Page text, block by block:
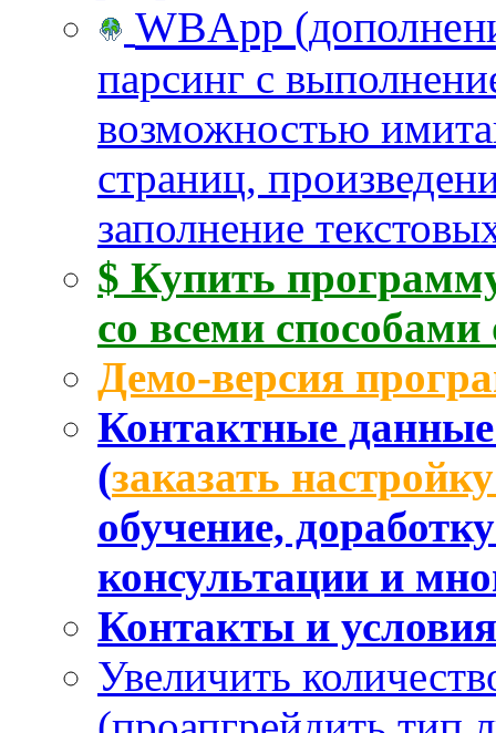
WBApp
парсинг с
возможностью
страниц,
заполнение
$ Купить
со всеми
Демо-версия
Контактные данные
(заказать
обучение,
консультации и
Контакты и
Увеличить